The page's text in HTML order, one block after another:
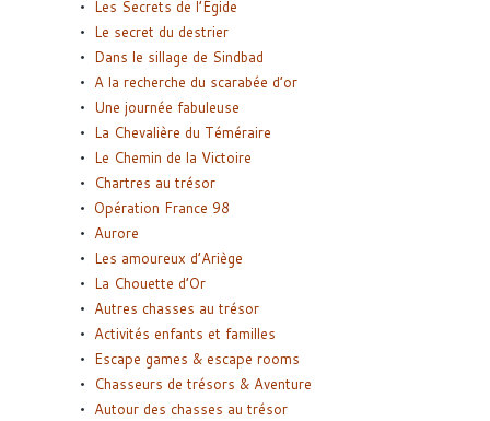
Les Secrets de l’Égide
Le secret du destrier
Dans le sillage de Sindbad
A la recherche du scarabée d’or
Une journée fabuleuse
La Chevalière du Téméraire
Le Chemin de la Victoire
Chartres au trésor
Opération France 98
Aurore
Les amoureux d’Ariège
La Chouette d’Or
Autres chasses au trésor
Activités enfants et familles
Escape games & escape rooms
Chasseurs de trésors & Aventure
Autour des chasses au trésor